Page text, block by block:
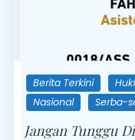
Berita Terkini
Nasional
Serba-
Jangan Tunggu